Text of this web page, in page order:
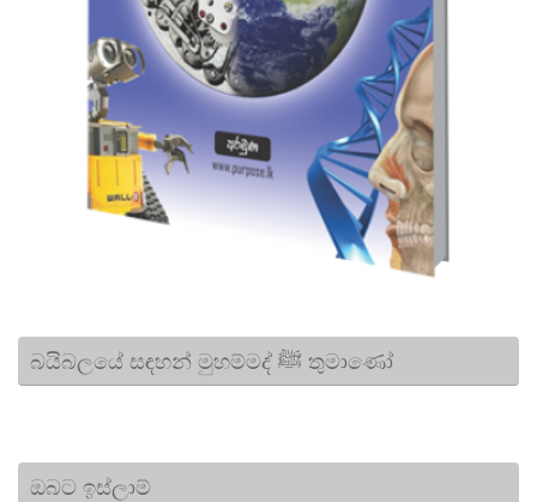
බයිබලයේ සඳහන් මුහම්මද් ﷺ තුමාණෝ
ඔබට ඉස්ලාම්